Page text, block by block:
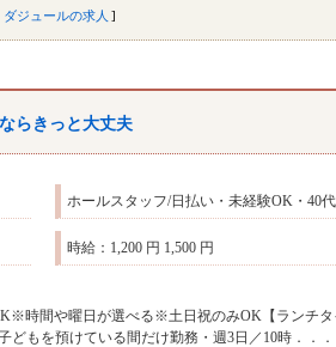
ダジュールの求人
らきっと大丈夫
ホールスタッフ/日払い・未経験OK・40
時給：1,200 円 1,500 円
時間や曜日が選べる※土日祝のみOK【ランチタ
もを預けている間だけ勤務・週3日／10時．．．